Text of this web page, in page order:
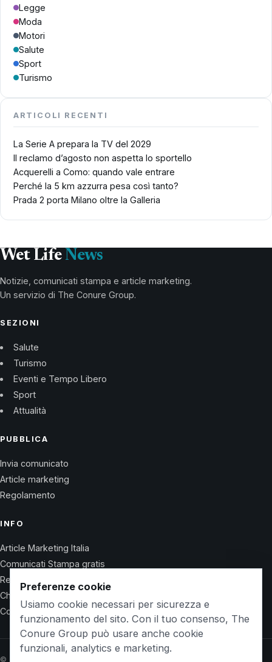
Legge
Moda
Motori
Salute
Sport
Turismo
ARTICOLI RECENTI
La Serie A prepara la TV del 2029
Il reclamo d’agosto non aspetta lo sportello
Acquerelli a Como: quando vale entrare
Perché la 5 km azzurra pesa così tanto?
Prada 2 porta Milano oltre la Galleria
Wet Life News
Notizie, comunicati stampa e article marketing.
Un servizio di The Conure Group.
SEZIONI
Salute
Turismo
Eventi e Tempo Libero
Sport
Attualità
PUBBLICA
Invia comunicato
Article marketing
Regolamento
INFO
Article Marketing Italia
Comunicati Stampa gratis
Regolamento
Chi Siamo
Contatti
© 2026 Wet Life News · The Conure Group
Preferenze cookie
Usiamo cookie necessari per sicurezza e
funzionamento del sito. Con il tuo consenso, The
Conure Group può usare anche cookie
funzionali, analytics e marketing.